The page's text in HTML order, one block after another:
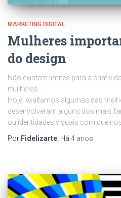
MARKETING DIGITAL
Mulheres
do design
Não existem limites para a
mulheres…
Hoje, exaltamos algumas das
desenvolveram alguns dos mais
ou identidades visuais com que
Por Fidelizarte , Há 4 anos